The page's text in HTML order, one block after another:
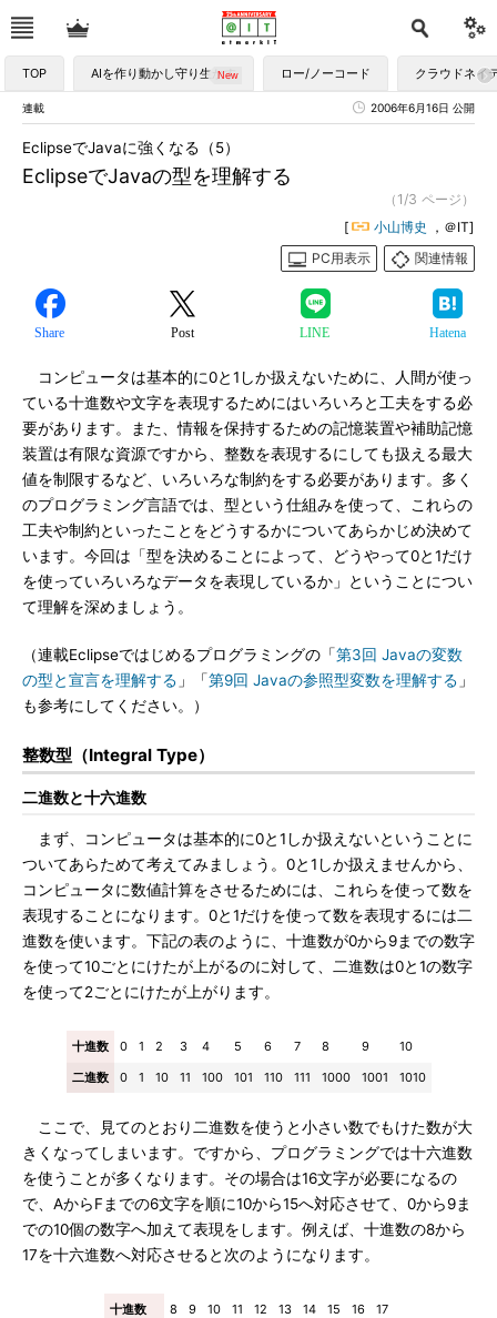
TOP AIを作り動かし守り生かす ロー/ノーコード クラウドネイ
連載 2006年6月16日 公開
EclipseでJavaの型を理解する
EclipseでJavaに強くなる（5）
（1/3 ページ）
[
小山博史
，＠IT]
PC用表示
関連情報
Share Post LINE Hatena
コンピュータは基本的に0と1しか扱えないために、人間が使っ
ている十進数や文字を表現するためにはいろいろと工夫をする必
要があります。また、情報を保持するための記憶装置や補助記憶
装置は有限な資源ですから、整数を表現するにしても扱える最大
値を制限するなど、いろいろな制約をする必要があります。多く
のプログラミング言語では、型という仕組みを使って、これらの
工夫や制約といったことをどうするかについてあらかじめ決めて
います。今回は「型を決めることによって、どうやって0と1だけ
を使っていろいろなデータを表現しているか」ということについ
て理解を深めましょう。
（連載Eclipseではじめるプログラミングの「第3回 Javaの変数
の型と宣言を理解する 」「第9回 Javaの参照型変数を理解する 」
も参考にしてください。）
整数型（Integral Type）
二進数と十六進数
まず、コンピュータは基本的に0と1しか扱えないということに
ついてあらためて考えてみましょう。0と1しか扱えませんから、
コンピュータに数値計算をさせるためには、これらを使って数を
表現することになります。0と1だけを使って数を表現するには二
進数を使います。下記の表のように、十進数が0から9までの数字
を使って10ごとにけたが上がるのに対して、二進数は0と1の数字
を使って2ごとにけたが上がります。
十進数 0 1 2 3 4 5 6 7 8 9
10
二進数
0 1 10 11 100 101 110 111 1000 1001 1010
ここで、見てのとおり二進数を使うと小さい数でもけた数が大
きくなってしまいます。ですから、プログラミングでは十六進数
を使うことが多くなります。その場合は16文字が必要になるの
で、AからFまでの6文字を順に10から15へ対応させて、0から9ま
での10個の数字へ加えて表現をします。例えば、十進数の8から
17を十六進数へ対応させると次のようになります。
十進数 8 9 10 11 12 13 14 15 16
17